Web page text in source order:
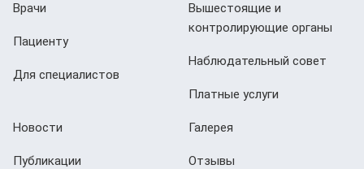
Врачи
Пациенту
Для специалистов
Вышестоящие и
контролирующие органы
Наблюдательный совет
Платные услуги
Новости
Публикации
Галерея
Отзывы